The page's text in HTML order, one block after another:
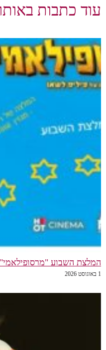
עוד כתבות
המלצת השבוע "מרסופילאמי"
1 באוגוסט 2026